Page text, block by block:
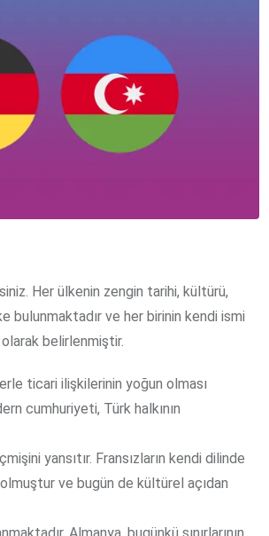
Her ülkenin zengin tarihi, kültürü,
bulunmaktadır ve her birinin kendi ismi
belirlenmiştir.
ticari ilişkilerinin yoğun olması
cumhuriyeti, Türk halkının
yansıtır. Fransızların kendi dilinde
ve bugün de kültürel açıdan